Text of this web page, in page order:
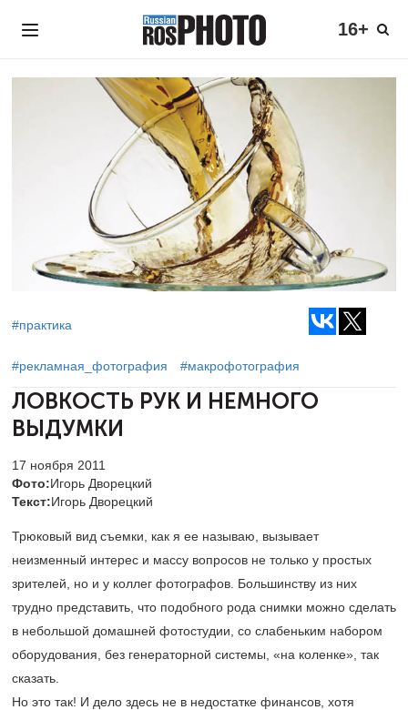
16+
#практика
#рекламная_фотография #макрофотография
ЛОВКОСТЬ РУК И НЕМНОГО
ВЫДУМКИ
17 ноября 2011
Фото:Игорь Дворецкий
Текст:Игорь Дворецкий
Трюковый вид съемки, как я ее называю, вызывает
неизменный интерес и массу вопросов не только у простых
зрителей, но и у коллег фотографов. Большинству из них
трудно представить, что подобного рода снимки можно сделать
в небольшой домашней фотостудии, со слабеньким набором
оборудования, без генераторной системы, «на коленке», так
сказать.
Но это так! И дело здесь не в недостатке финансов, хотя